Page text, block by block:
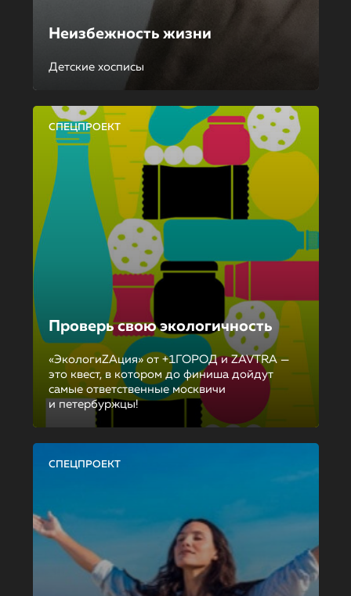
Неизбежность жизни
Детские хосписы
СПЕЦПРОЕКТ
Проверь свою экологичность
«ЭкологиZAция» от +1ГОРОД и ZAVTRA —
это квест, в котором до финиша дойдут
самые ответственные москвичи
и петербуржцы!
СПЕЦПРОЕКТ